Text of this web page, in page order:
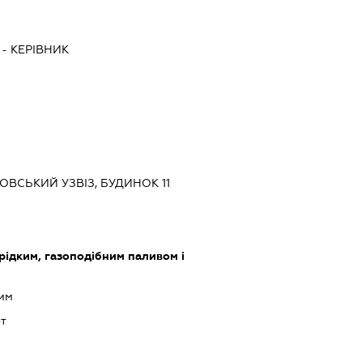
- КЕРІВНИК
УЗВІЗ, БУДИНОК 11
газоподібним паливом і